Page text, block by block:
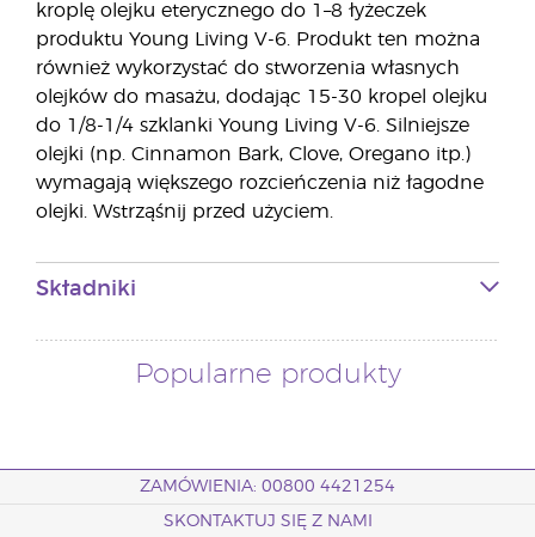
kroplę olejku eterycznego do 1–8 łyżeczek
produktu Young Living V-6. Produkt ten można
również wykorzystać do stworzenia własnych
olejków do masażu, dodając 15-30 kropel olejku
do 1/8-1/4 szklanki Young Living V-6. Silniejsze
olejki (np. Cinnamon Bark, Clove, Oregano itp.)
wymagają większego rozcieńczenia niż łagodne
olejki. Wstrząśnij przed użyciem.
Składniki
Popularne produkty
ZAMÓWIENIA: 00800 4421254
SKONTAKTUJ SIĘ Z NAMI